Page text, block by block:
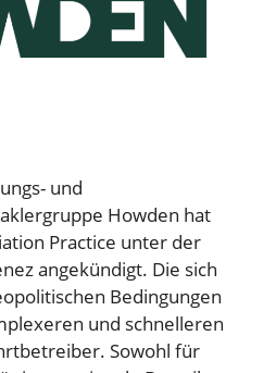
und
Howden hat
Practice unter der
angekündigt. Die sich
Bedingungen
und schnelleren
Sowohl für